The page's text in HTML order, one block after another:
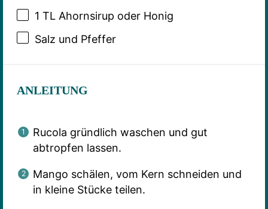
1 TL Ahornsirup oder Honig
Salz und Pfeffer
ANLEITUNG
Rucola gründlich waschen und gut
abtropfen lassen.
Mango schälen, vom Kern schneiden und
in kleine Stücke teilen.